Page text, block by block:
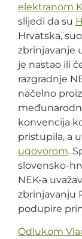
elektranom
slijedi da su
Hrvatska,
zbrinjavanje
je nastao ili
razgradnje
načelno
konvencija
pristupila, a
ugovorom.
slovensko-
NEK-a
zbrinjavanju
podupire
Odlukom